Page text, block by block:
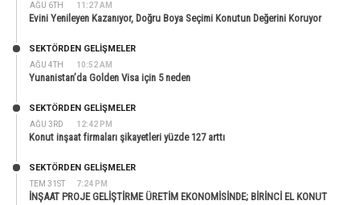
AĞU 6TH 11:27 AM
Evini Yenileyen Kazanıyor, Doğru Boya Seçimi Konutun Değerini Koruyor
AĞU 4TH 10:52 AM
SEKTÖRDEN GELIŞMELER
Yunanistan’da Golden Visa için 5 neden
AĞU 3RD 12:42 PM
SEKTÖRDEN GELIŞMELER
Konut inşaat firmaları şikayetleri yüzde 127 arttı
TEM 31ST 7:24 PM
SEKTÖRDEN GELIŞMELER
İNŞAAT PROJE GELİŞTİRME ÜRETİM EKONOMİSİNDE; BİRİNCİ EL KONUT